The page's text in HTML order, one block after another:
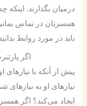
درمیان بگذارند. اینکه
همسرتان در تماس
باید در مورد روابط
اگر
پیش از آنکه با نیازهای
نیازهای او به نیازهای
ایجاد می‌کند؟ اگر